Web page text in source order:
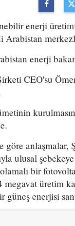
enerji
Arabistan
enerji
CEO'su
göre
ulusal
bir
megavat üretim
güneş enerjisi